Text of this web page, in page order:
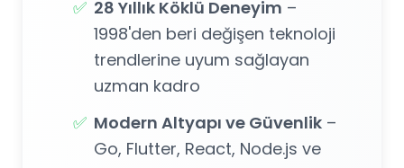
✅ 28 Yıllık Köklü Deneyim –
1998'den beri değişen teknoloji
trendlerine uyum sağlayan
uzman kadro
✅ Modern Altyapı ve Güvenlik –
Go, Flutter, React, Node.js ve